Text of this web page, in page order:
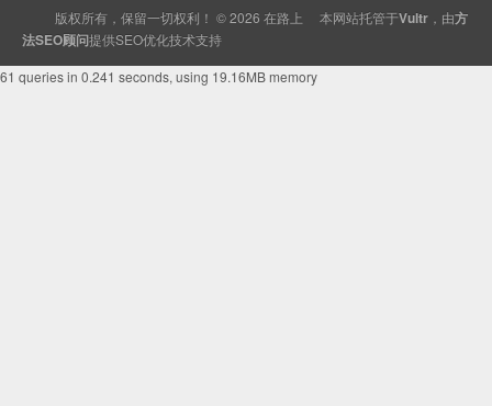
版权所有，保留一切权利！ © 2026 在路上 本网站托管于Vultr ，由方
法SEO顾问提供SEO优化技术支持
61 queries in 0.241 seconds, using 19.16MB memory